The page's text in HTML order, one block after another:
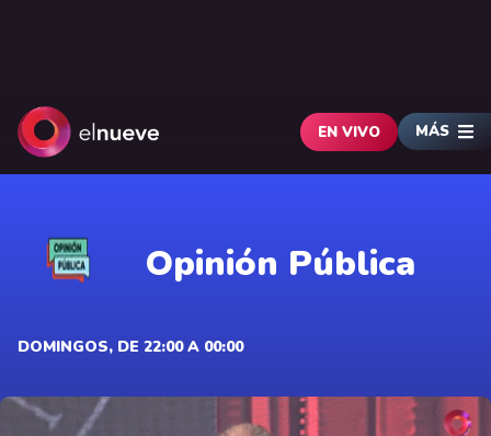
EN VIVO MÁS
Opinión Pública
DOMINGOS, DE 22:00 A 00:00